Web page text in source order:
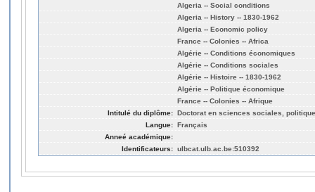
Algeria -- Social conditions
Algeria -- History -- 1830-1962
Algeria -- Economic policy
France -- Colonies -- Africa
Algérie -- Conditions économiques
Algérie -- Conditions sociales
Algérie -- Histoire -- 1830-1962
Algérie -- Politique économique
France -- Colonies -- Afrique
Intitulé du diplôme: Doctorat en sciences sociales,
Langue: Français
Anneé académique:
Identificateurs: ulbcat.ulb.ac.be:510392